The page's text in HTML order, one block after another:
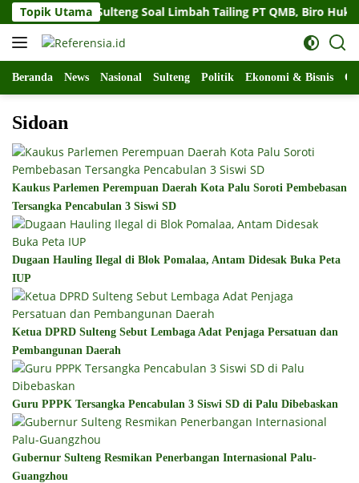
Langsung
ke
konten
Topik Utama
Gubernur Sulteng Soal Limbah Tailing PT QMB, Biro Hukum
Beranda News Nasional Sulteng Politik Ekonomi & Bisnis
Sidoan
Kaukus Parlemen Perempuan Daerah Kota Palu Soroti Pembebasan
Tersangka Pencabulan 3 Siswi SD
Dugaan Hauling Ilegal di Blok Pomalaa, Antam Didesak Buka Peta
IUP
Ketua DPRD Sulteng Sebut Lembaga Adat Penjaga Persatuan dan
Pembangunan Daerah
Guru PPPK Tersangka Pencabulan 3 Siswi SD di Palu Dibebaskan
Gubernur Sulteng Resmikan Penerbangan Internasional Palu-
Guangzhou